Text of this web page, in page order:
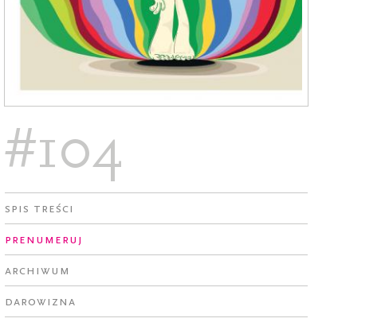
#104
Spis treści
Prenumeruj
Archiwum
Darowizna